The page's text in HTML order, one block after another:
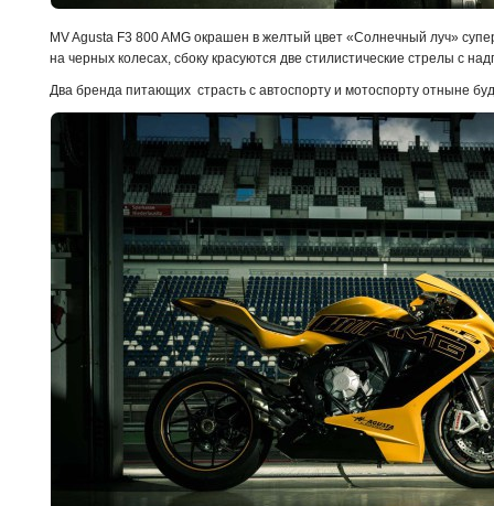
MV Agusta F3 800 AMG окрашен в желтый цвет «Солнечный луч»
на черных колесах, сбоку красуются две стилистические стрелы с
Два бренда питающих страсть с автоспорту и мотоспорту отныне